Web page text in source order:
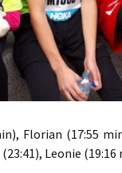
Florian (17:55
Leonie